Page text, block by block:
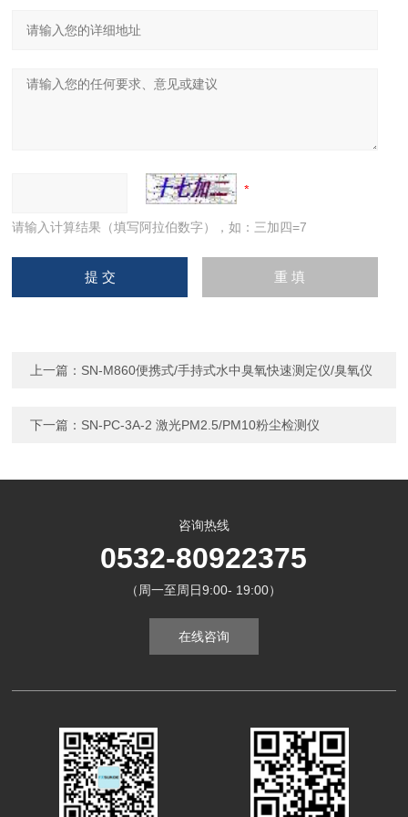
请输入计算结果（填写阿拉伯数字），如：三加四=7
上一篇： SN-M860便携式/手持式水中臭氧快速测定仪/臭氧仪
下一篇： SN-PC-3A-2 激光PM2.5/PM10粉尘检测仪
咨询热线
0532-80922375
（周一至周日9:00- 19:00）
在线咨询